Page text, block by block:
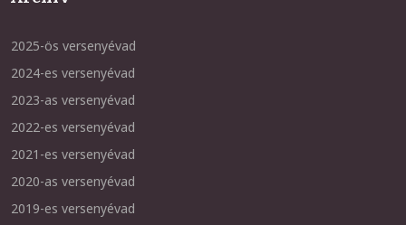
2025-ös versenyévad
2024-es versenyévad
2023-as versenyévad
2022-es versenyévad
2021-es versenyévad
2020-as versenyévad
2019-es versenyévad